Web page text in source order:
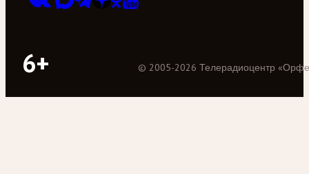
6+ © 2005-2026 Телерадиоцентр